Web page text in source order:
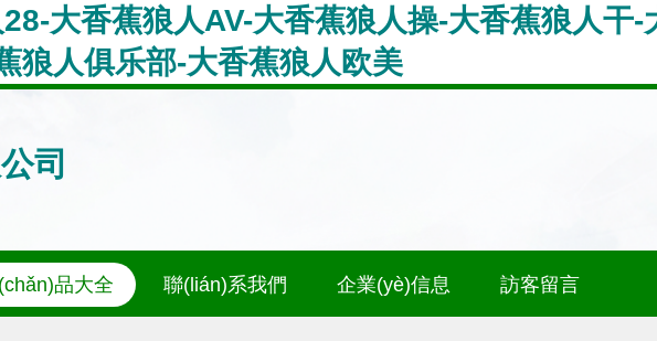
大香蕉狼人AV-大香蕉狼人操-大香蕉狼人干
狼人俱乐部-大香蕉狼人欧美
司
品大全 聯(lián)系我們 企業(yè)信息 訪客留言